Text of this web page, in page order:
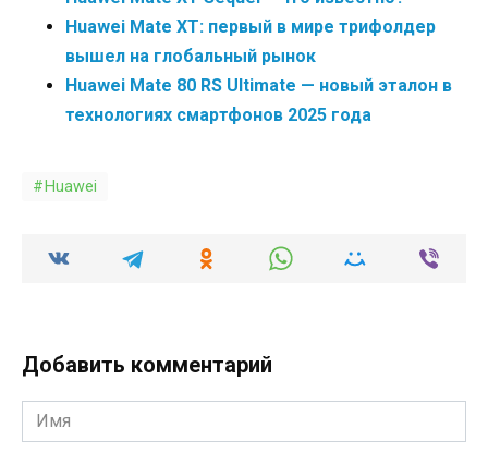
Huawei Mate XT: первый в мире трифолдер
вышел на глобальный рынок
Huawei Mate 80 RS Ultimate — новый эталон в
технологиях смартфонов 2025 года
Huawei
Добавить комментарий
Имя
*